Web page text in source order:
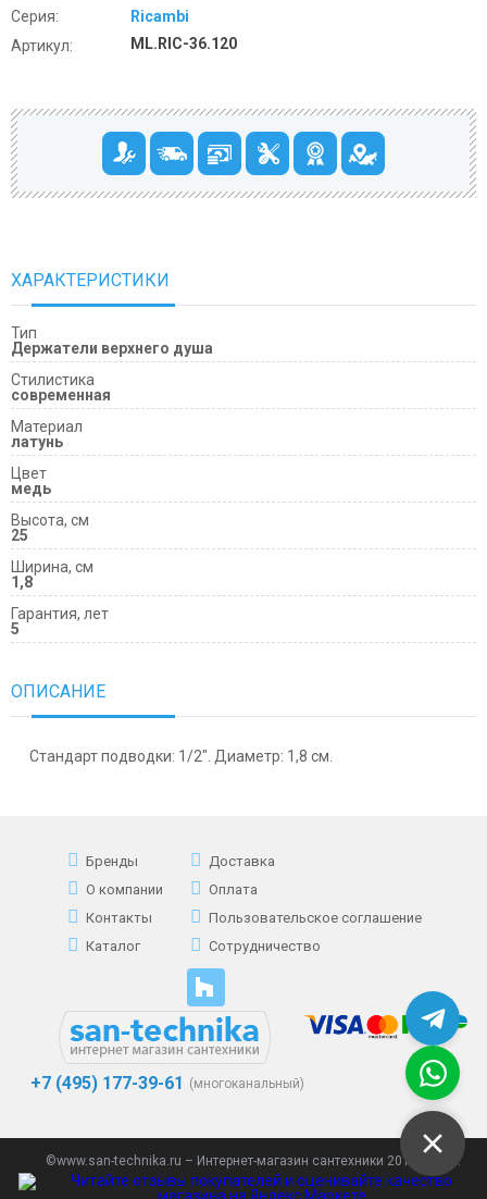
Серия:
Ricambi
Артикул:
ML.RIC-36.120
ХАРАКТЕРИСТИКИ
Тип
Держатели верхнего душа
Cтилистика
современная
Материал
латунь
Цвет
медь
Высота, см
25
Ширина, см
1,8
Гарантия, лет
5
ОПИСАНИЕ
Стандарт подводки: 1/2". Диаметр: 1,8 см.
Бренды
О компании
Контакты
Каталог
Доставка
Оплата
Пользовательское соглашение
Сотрудничество
+7 (495) 177-39-61 (многоканальный)
©www.san-technika.ru – Интернет-магазин сантехники 2013 - 2023.